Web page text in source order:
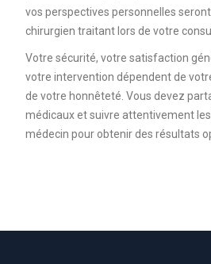
vos perspectives personnelles
chirurgien traitant lors de votre
Votre sécurité, votre satisfaction
votre intervention dépendent de
de votre honnêteté. Vous devez
médicaux et suivre attentivement
médecin pour obtenir des résultats